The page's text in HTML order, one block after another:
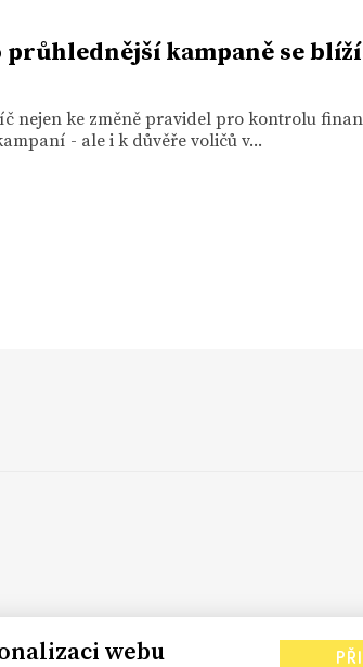
průhlednější kampaně se blíží
nejen ke změně pravidel pro kontrolu
- ale i k důvěře voličů v...
webu